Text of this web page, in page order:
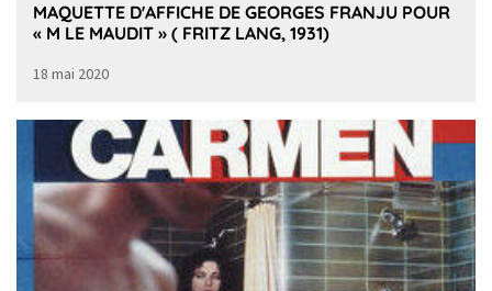
MAQUETTE D'AFFICHE DE GEORGES FRANJU POUR
« M LE MAUDIT » ( FRITZ LANG, 1931)
18 mai 2020